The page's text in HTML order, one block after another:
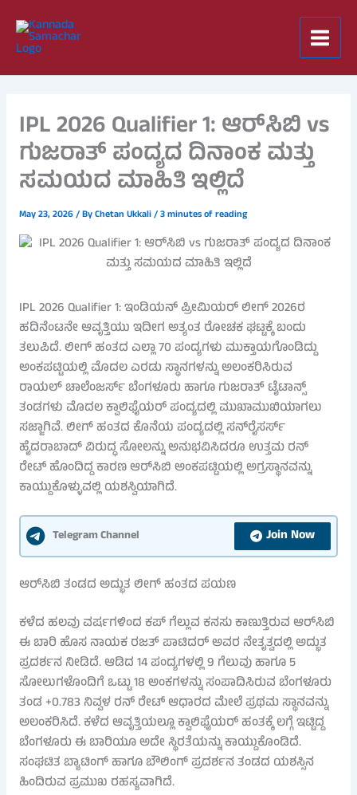
content
IPL 2026 Qualifier 1: ಆರ್​ಸಿಬಿ vs
ಗುಜರಾತ್ ಪಂದ್ಯದ ದಿನಾಂಕ ಮತ್ತು
ಸಮಯದ ಮಾಹಿತಿ ಇಲ್ಲಿದೆ
May 23, 2026/ ByChetan Ukkali/3 minutes of reading
IPL 2026 Qualifier 1: ಇಂಡಿಯನ್ ಪ್ರೀಮಿಯರ್ ಲೀಗ್ 2026ರ
ಹದಿನೆಂಟನೇ ಆವೃತ್ತಿಯು ಇದೀಗ ಅತ್ಯಂತ ರೋಚಕ ಘಟ್ಟಕ್ಕೆ ಬಂದು
ತಲುಪಿದೆ. ಲೀಗ್ ಹಂತದ ಎಲ್ಲಾ 70 ಪಂದ್ಯಗಳು ಮುಕ್ತಾಯಗೊಂಡಿದ್ದು
ಅಂಕಪಟ್ಟಿಯಲ್ಲಿ ಮೊದಲ ಎರಡು ಸ್ಥಾನಗಳನ್ನು ಅಲಂಕರಿಸಿರುವ
ರಾಯಲ್ ಚಾಲೆಂಜರ್ಸ್ ಬೆಂಗಳೂರು ಹಾಗೂ ಗುಜರಾತ್ ಟೈಟಾನ್ಸ್
ತಂಡಗಳು ಮೊದಲ ಕ್ವಾಲಿಫೈಯರ್ ಪಂದ್ಯದಲ್ಲಿ ಮುಖಾಮುಖಿಯಾಗಲು
ಸಜ್ಜಾಗಿವೆ. ಲೀಗ್ ಹಂತದ ಕೊನೆಯ ಪಂದ್ಯದಲ್ಲಿ ಸನ್‌ರೈಸರ್ಸ್
ಹೈದರಾಬಾದ್ ವಿರುದ್ಧ ಸೋಲನ್ನು ಅನುಭವಿಸಿದರೂ ಉತ್ತಮ ರನ್
ರೇಟ್ ಹೊಂದಿದ್ದ ಕಾರಣ ಆರ್​ಸಿಬಿ ಅಂಕಪಟ್ಟಿಯಲ್ಲಿ ಅಗ್ರಸ್ಥಾನವನ್ನು
ಕಾಯ್ದುಕೊಳ್ಳುವಲ್ಲಿ ಯಶಸ್ವಿಯಾಗಿದೆ.
Telegram Channel Join Now
ಆರ್​ಸಿಬಿ ತಂಡದ ಅದ್ಭುತ ಲೀಗ್ ಹಂತದ ಪಯಣ
ಕಳೆದ ಹಲವು ವರ್ಷಗಳಿಂದ ಕಪ್ ಗೆಲ್ಲುವ ಕನಸು ಕಾಣುತ್ತಿರುವ ಆರ್​ಸಿಬಿ
ಈ ಬಾರಿ ಹೊಸ ನಾಯಕ ರಜತ್ ಪಾಟಿದರ್ ಅವರ ನೇತೃತ್ವದಲ್ಲಿ ಅದ್ಭುತ
ಪ್ರದರ್ಶನ ನೀಡಿದೆ. ಆಡಿದ 14 ಪಂದ್ಯಗಳಲ್ಲಿ 9 ಗೆಲುವು ಹಾಗೂ 5
ಸೋಲುಗಳೊಂದಿಗೆ ಒಟ್ಟು 18 ಅಂಕಗಳನ್ನು ಸಂಪಾದಿಸಿರುವ ಬೆಂಗಳೂರು
ತಂಡ +0.783 ನಿವ್ವಳ ರನ್ ರೇಟ್ ಆಧಾರದ ಮೇಲೆ ಪ್ರಥಮ ಸ್ಥಾನವನ್ನು
ಅಲಂಕರಿಸಿದೆ. ಕಳೆದ ಆವೃತ್ತಿಯಲ್ಲೂ ಕ್ವಾಲಿಫೈಯರ್ ಹಂತಕ್ಕೆ ಲಗ್ಗೆ ಇಟ್ಟಿದ್ದ
ಬೆಂಗಳೂರು ಈ ಬಾರಿಯೂ ಅದೇ ಸ್ಥಿರತೆಯನ್ನು ಕಾಯ್ದುಕೊಂಡಿದೆ.
ಸಂಘಟಿತ ಬ್ಯಾಟಿಂಗ್ ಹಾಗೂ ಬೌಲಿಂಗ್ ಪ್ರದರ್ಶನ ತಂಡದ ಯಶಸ್ಸಿನ
ಹಿಂದಿರುವ ಪ್ರಮುಖ ರಹಸ್ಯವಾಗಿದೆ.